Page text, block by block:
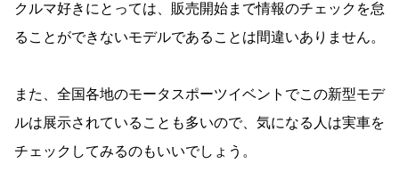
クルマ好きにとっては、販売開始まで情報のチェックを怠
ることができないモデルであることは間違いありません。
また、全国各地のモータスポーツイベントでこの新型モデ
ルは展示されていることも多いので、気になる人は実車を
チェックしてみるのもいいでしょう。